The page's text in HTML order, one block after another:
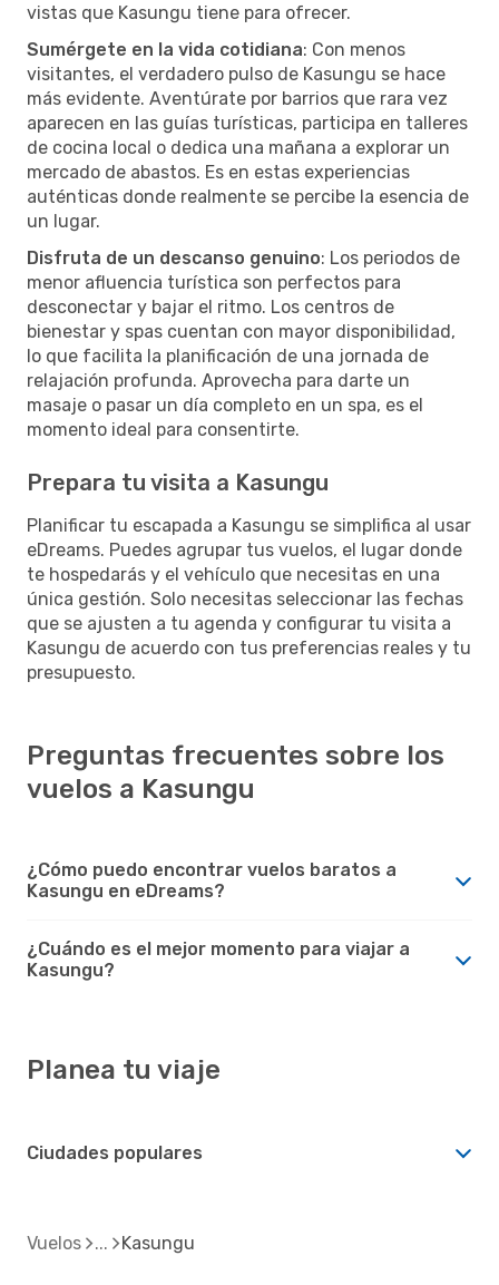
vistas que Kasungu tiene para ofrecer.
Sumérgete en la vida cotidiana: Con menos
visitantes, el verdadero pulso de Kasungu se hace
más evidente. Aventúrate por barrios que rara vez
aparecen en las guías turísticas, participa en talleres
de cocina local o dedica una mañana a explorar un
mercado de abastos. Es en estas experiencias
auténticas donde realmente se percibe la esencia de
un lugar.
Disfruta de un descanso genuino: Los periodos de
menor afluencia turística son perfectos para
desconectar y bajar el ritmo. Los centros de
bienestar y spas cuentan con mayor disponibilidad,
lo que facilita la planificación de una jornada de
relajación profunda. Aprovecha para darte un
masaje o pasar un día completo en un spa, es el
momento ideal para consentirte.
Prepara tu visita a Kasungu
Planificar tu escapada a Kasungu se simplifica al usar
eDreams. Puedes agrupar tus vuelos, el lugar donde
te hospedarás y el vehículo que necesitas en una
única gestión. Solo necesitas seleccionar las fechas
que se ajusten a tu agenda y configurar tu visita a
Kasungu de acuerdo con tus preferencias reales y tu
presupuesto.
Preguntas frecuentes sobre los
vuelos a Kasungu
¿Cómo puedo encontrar vuelos baratos a
Kasungu en eDreams?
¿Cuándo es el mejor momento para viajar a
Kasungu?
Planea tu viaje
Ciudades populares
Vuelos Kasungu